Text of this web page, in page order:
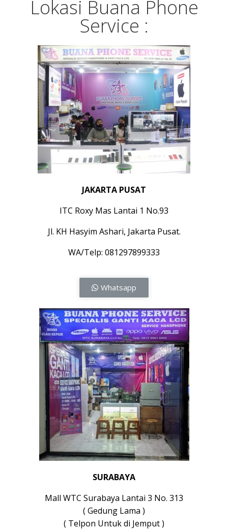
Lokasi Buana Phone
Service :
JAKARTA PUSAT
ITC Roxy Mas Lantai 1 No.93
Jl. KH Hasyim Ashari, Jakarta Pusat.
WA/Telp: 081297899333
Whatsapp
SURABAYA
Mall WTC Surabaya Lantai 3 No. 313
( Gedung Lama )
( Telpon Untuk di Jemput )